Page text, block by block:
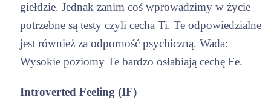
giełdzie. Jednak zanim coś wprowadzimy w życie
potrzebne są testy czyli cecha Ti. Te odpowiedzialne
jest również za odporność psychiczną. Wada:
Wysokie poziomy Te bardzo osłabiają cechę Fe.
Introverted Feeling (IF)